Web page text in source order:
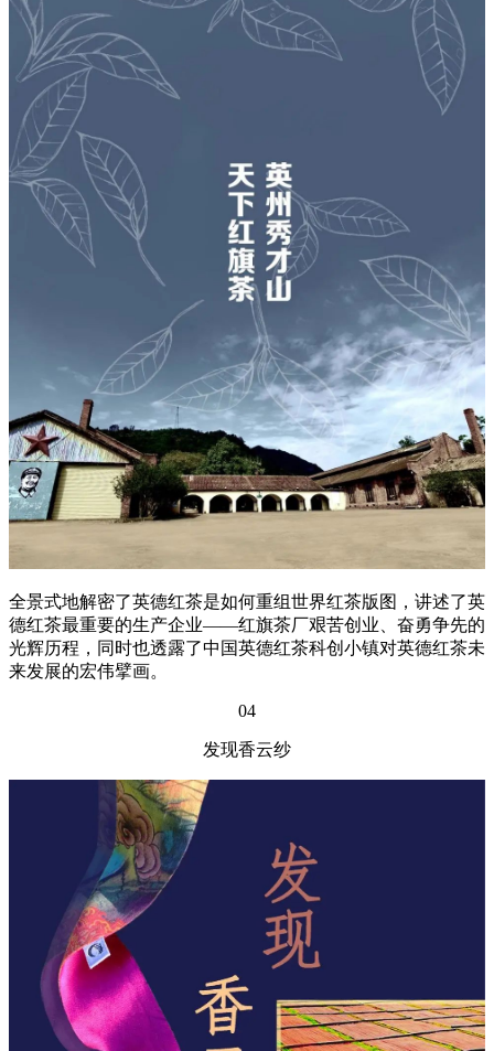
全景式地解密了英德红茶是如何重组世界红茶版图，讲述了英
德红茶最重要的生产企业——红旗茶厂艰苦创业、奋勇争先的
光辉历程，同时也透露了中国英德红茶科创小镇对英德红茶未
来发展的宏伟擘画。
04
发现香云纱